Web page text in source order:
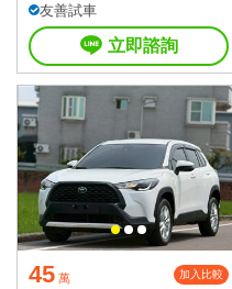
友善試車
立即諮詢
45 萬 加入比較